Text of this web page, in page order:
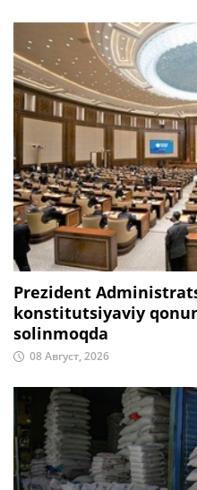
Prezident
konstitutsiyaviy
solinmoqda
08 Август, 2026